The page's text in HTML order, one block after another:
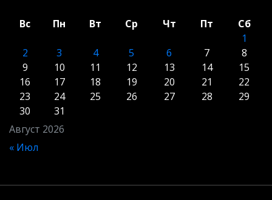
Август 2026
Вс Пн Вт Ср Чт Пт
Сб
1
2
3 4 5 6 7
8
9
10 11 12 13 14
15
16
17 18 19 20 21
22
23
24 25 26 27 28
29
30
31
« Июл